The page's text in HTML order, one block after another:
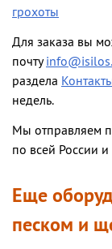
грохоты
Для заказа вы
почту
раздела
недель.
Мы отправляем
по всей России
Еще
песком и